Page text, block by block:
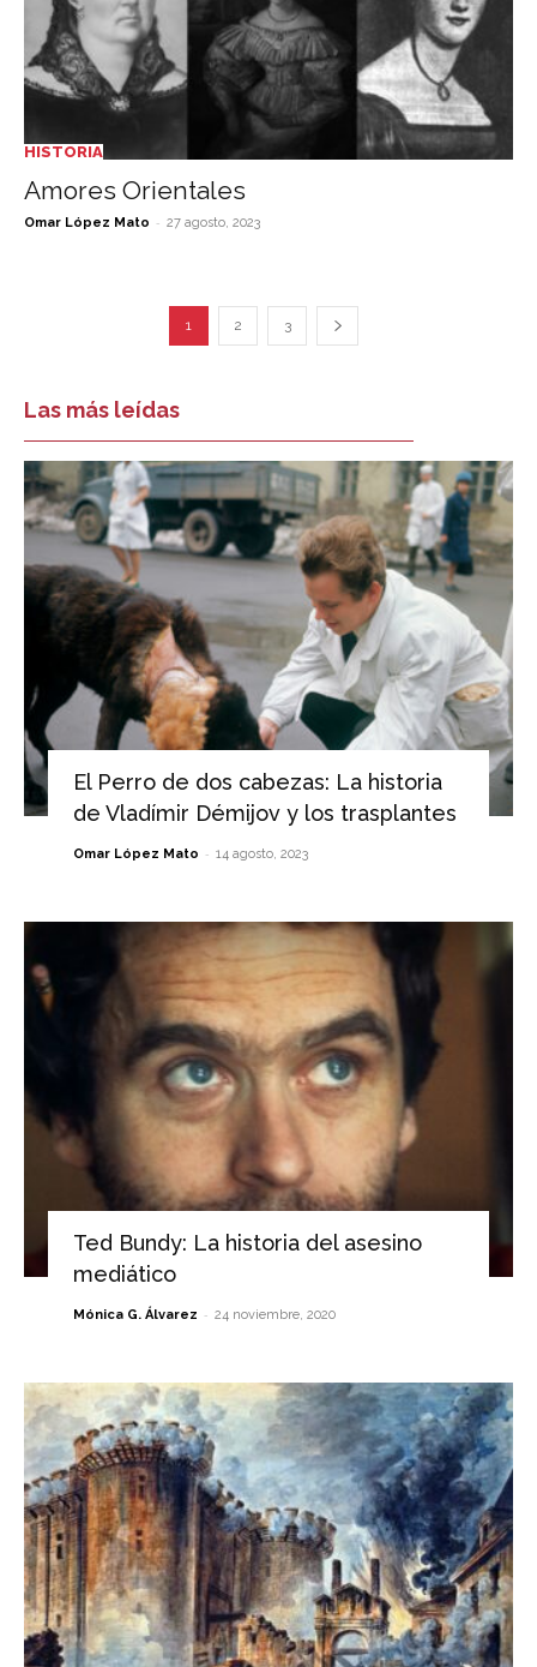
HISTORIA
Amores Orientales
Omar López Mato - 27 agosto, 2023
1 2 3
Las más leídas
El Perro de dos cabezas: La historia
de Vladímir Démijov y los trasplantes
Omar López Mato - 14 agosto, 2023
Ted Bundy: La historia del asesino
mediático
Mónica G. Álvarez - 24 noviembre, 2020